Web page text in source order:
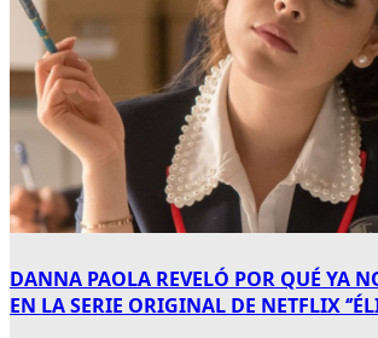
DANNA PAOLA REVELÓ POR QUÉ YA
EN LA SERIE ORIGINAL DE NETFLIX